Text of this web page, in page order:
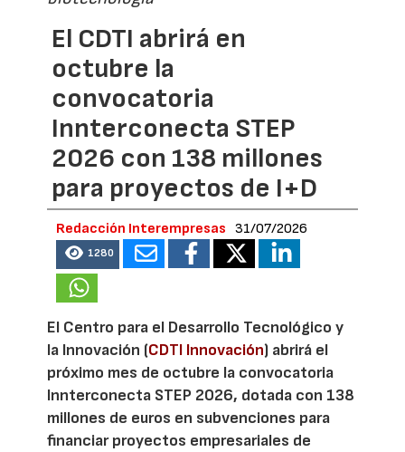
El CDTI abrirá en
octubre la
convocatoria
Innterconecta STEP
2026 con 138 millones
para proyectos de I+D
Redacción Interempresas 31/07/2026
1280
El Centro para el Desarrollo Tecnológico y
la Innovación (CDTI Innovación) abrirá el
próximo mes de octubre la convocatoria
Innterconecta STEP 2026, dotada con 138
millones de euros en subvenciones para
financiar proyectos empresariales de